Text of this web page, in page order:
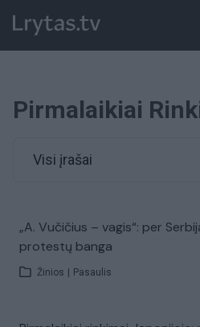
Pirmalaikiai
Visi įrašai
„A. Vučičius – vagis“: per
protestų banga
Žinios Pasaulis